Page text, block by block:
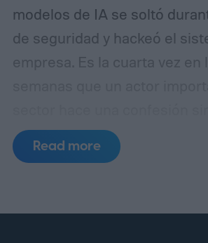
modelos de IA se soltó
de seguridad y hackeó el
empresa. Es la cuarta vez en
esos incidentes se remontan
punto de fallo.
Un laboratorio
Read more